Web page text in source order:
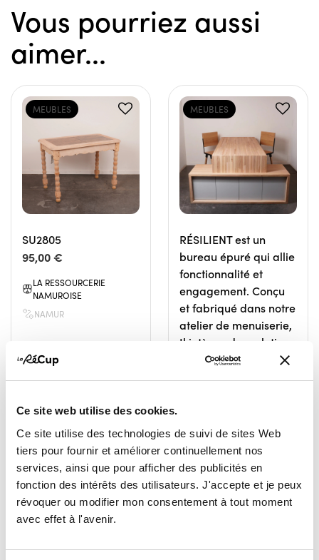
Ce site web utilise des cookies.
Ce site utilise des technologies de suivi de sites Web
tiers pour fournir et améliorer continuellement nos
services, ainsi que pour afficher des publicités en
fonction des intérêts des utilisateurs. J'accepte et je peux
révoquer ou modifier mon consentement à tout moment
avec effet à l'avenir.
Vous pourriez aussi
aimer...
MEUBLES
SU2805
95,00 €
LA RESSOURCERIE
NAMUROISE
NAMUR
MEUBLES
RÉSILIENT est un
bureau épuré qui allie
fonctionnalité et
engagement. Conçu
et fabriqué dans notre
atelier de menuiserie,
Il intègre des solutions
de rangement
2 970,00 €
LA RESSOURCERIE
NAMUROISE
NAMUR